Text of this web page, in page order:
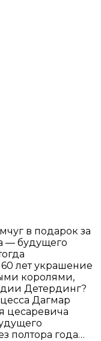
в подарок за
— будущего
лет украшение
королями,
Детердинг?
Дагмар
цесаревича
полтора года…